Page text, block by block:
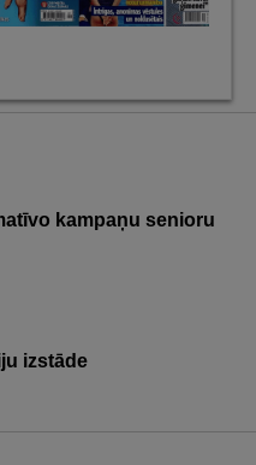
kampaņu senioru
izstāde